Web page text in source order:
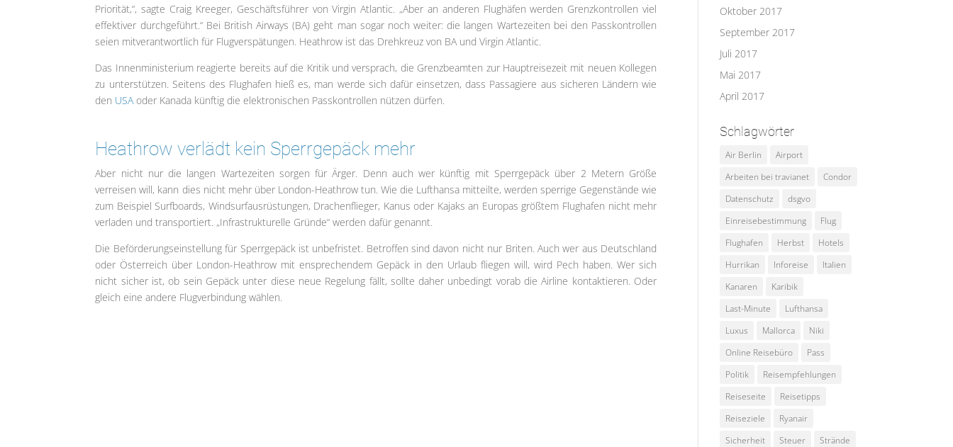
Priorität,“, sagte Craig Kreeger, Geschäftsführer von Virgin Atlantic. „Aber an anderen Flughäfen werden Grenzkontrollen viel
effektiver durchgeführt.“ Bei British Airways (BA) geht man sogar noch weiter: die langen Wartezeiten bei den Passkontrollen
seien mitverantwortlich für Flugverspätungen. Heathrow ist das Drehkreuz von BA und Virgin Atlantic.
Das Innenministerium reagierte bereits auf die Kritik und versprach, die Grenzbeamten zur Hauptreisezeit mit neuen Kollegen
zu unterstützen. Seitens des Flughafen hieß es, man werde sich dafür einsetzen, dass Passagiere aus sicheren Ländern wie
den USAoder Kanada künftig die elektronischen Passkontrollen nützen dürfen.
Heathrow verlädt kein Sperrgepäck mehr
Aber nicht nur die langen Wartezeiten sorgen für Ärger. Denn auch wer künftig mit Sperrgepäck über 2 Metern Größe
verreisen will, kann dies nicht mehr über London-Heathrow tun. Wie die Lufthansa mitteilte, werden sperrige Gegenstände wie
zum Beispiel Surfboards, Windsurfausrüstungen, Drachenflieger, Kanus oder Kajaks an Europas größtem Flughafen nicht mehr
verladen und transportiert. „Infrastrukturelle Gründe“ werden dafür genannt.
Die Beförderungseinstellung für Sperrgepäck ist unbefristet. Betroffen sind davon nicht nur Briten. Auch wer aus Deutschland
oder Österreich über London-Heathrow mit ensprechendem Gepäck in den Urlaub fliegen will, wird Pech haben. Wer sich
nicht sicher ist, ob sein Gepäck unter diese neue Regelung fällt, sollte daher unbedingt vorab die Airline kontaktieren. Oder
gleich eine andere Flugverbindung wählen.
Oktober 2017
September 2017
Juli 2017
Mai 2017
April 2017
Schlagwörter
Air Berlin
Airport
Arbeiten bei travianet
Condor
Datenschutz
dsgvo
Einreisebestimmung
Flug
Flughafen
Herbst
Hotels
Hurrikan
Inforeise
Italien
Kanaren
Karibik
Last-Minute
Lufthansa
Luxus
Mallorca
Niki
Online Reisebüro
Pass
Politik
Reisempfehlungen
Reiseseite
Reisetipps
Reiseziele
Ryanair
Sicherheit
Steuer
Strände